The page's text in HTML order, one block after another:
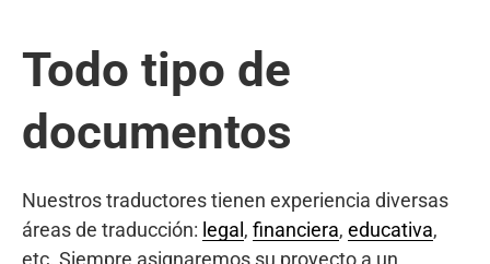
Todo tipo de
documentos
Nuestros traductores tienen experiencia diversas
áreas de traducción: legal , financiera, educativa,
etc. Siempre asignaremos su proyecto a un